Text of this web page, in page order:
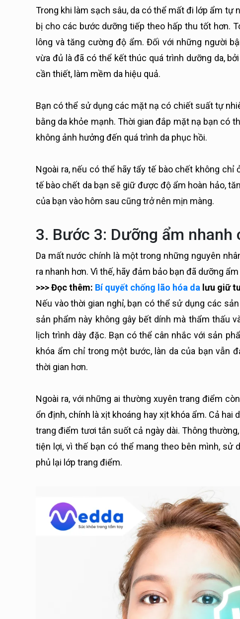
Trong khi làm sạch sâu, da có thể mất đi lớp ẩm tự
bị cho các bước dưỡng tiếp theo hấp thu tốt hơn.
lông và tăng cường độ ẩm. Đối với những người
vừa đủ là đã có thể kết thúc quá trình dưỡng da,
cần thiết, làm mềm da hiệu quả.
Bạn có thể sử dụng các mặt nạ có chiết suất tự
bằng da khỏe mạnh. Thời gian đắp mặt nạ bạn có
không ảnh hưởng đến quá trình da phục hồi.
Ngoài ra, nếu có thể hãy tẩy tế bào chết không
tế bào chết da bạn sẽ giữ được độ ẩm hoàn hảo,
của bạn vào hôm sau cũng trở nên mịn màng.
3. Bước 3: Dưỡng ẩm nhanh
Da mất nước chính là một trong những nguyên
ra nhanh hơn. Vì thế, hãy đảm bảo bạn đã dưỡng
>>> Đọc thêm: Bí quyết chống lão hóa da lưu giữ
Nếu vào thời gian nghỉ, bạn có thể sử dụng các
sản phẩm này không gây bết dính mà thẩm thấu
lịch trình dày đặc. Bạn có thể cân nhắc với sản
khóa ẩm chỉ trong một bước, làn da của bạn vẫn
thời gian hơn.
Ngoài ra, với những ai thường xuyên trang điểm
ổn định, chính là xịt khoáng hay xịt khóa ẩm. Cả
trang điểm tươi tắn suốt cả ngày dài. Thông
tiện lợi, vì thế bạn có thể mang theo bên mình, sử
phủ lại lớp trang điểm.